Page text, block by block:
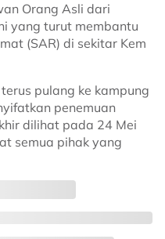
Orang Asli dari
yang turut membantu
(SAR) di sekitar Kem
pulang ke kampung
penemuan
dilihat pada 24 Mei
semua pihak yang